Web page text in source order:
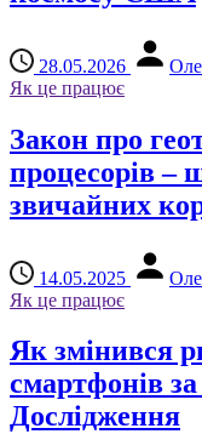
28.05.2026
Як це працює
Закон про
процесорів –
звичайних
14.05.2025
Як це працює
Як змінився
смартфонів
Дослідження